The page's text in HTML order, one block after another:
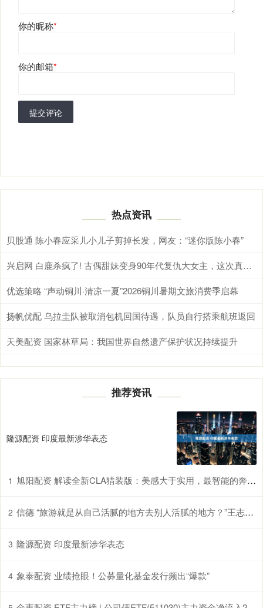
你的昵称*
你的邮箱*
提交评论
热点资讯
贝股通 陈小春应采儿小儿子剪掉长发，网友：“迷你版陈小春”
兴启网 白鹿杀疯了! 古偶甜妹变身90年代复仇大女主，这次真的不一样
优选策略 “声动铜川·清凉一夏”2026铜川暑期文旅消费季启幕
扬帆优配 乌拉圭队被取消包机回国待遇，队员自行搭乘航班返回
天美配资 国家林草局：我国世界自然遗产保护状况持续提升
推荐资讯
隆源配资 印度最新涉华表态
1 旭阳配资 解读全新CLA猎装版：美感大于实用，最智能的奔驰成为品牌独苗_mm_Brake_玻璃
2 信德 “旅游就是从自己活腻的地方去别人活腻的地方？”王志文犀利发问，嘉恒小包团用文化沉浸给出答案
3 隆源配资 印度最新涉华表态
4 象泰配资 业绩抢眼！公募量化基金发行频出“爆款”